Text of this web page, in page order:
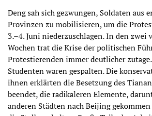
Deng sah sich gezwungen, Soldaten aus
Provinzen zu mobilisieren, um die
3.–4. Juni niederzuschlagen. In den zwei
Wochen trat die Krise der politischen
Protestierenden immer deutlicher
Studenten waren gespalten. Die
ihnen erklärten die Besetzung des
beendet, die radikaleren Elemente,
anderen Städten nach Beijing